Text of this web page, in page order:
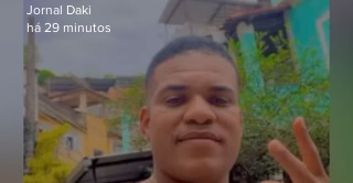
Jornal Daki
há 29 minutos